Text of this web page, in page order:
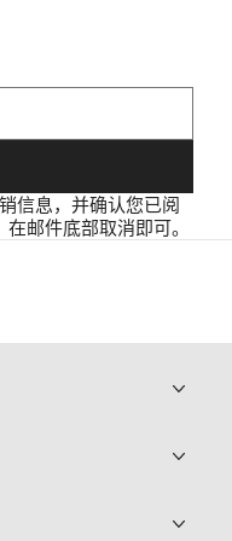
信息，并确认您已阅
邮件底部取消即可。